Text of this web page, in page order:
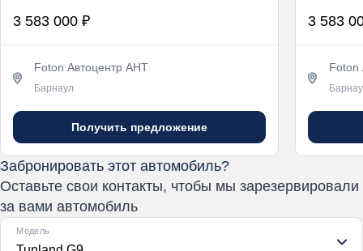
3 583 000 ₽
Foton Автоцентр АНТ
Барнаул
Получить предложение
3 583
Foton
Забронировать этот автомобиль?
Оставьте свои контакты, чтобы мы зарезервировали
за вами автомобиль
Модель